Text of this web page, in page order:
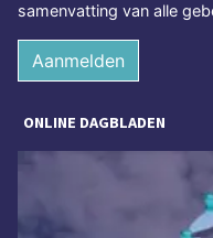
samenvatting van alle
Aanmelden
ONLINE DAGBLADEN